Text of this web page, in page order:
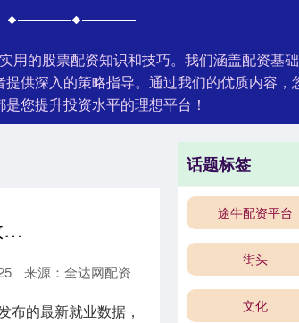
的股票配资知识和技巧。我们涵盖配资基
供深入的策略指导。通过我们的优质内容，
您提升投资水平的理想平台！
股票配资群APP下载 【环球财经】当就业数据卷入“政治操纵”
来源：全达网配资
布的最新就业数据，
话题标签
途牛配资平台
街头
文化